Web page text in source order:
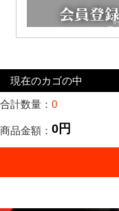
現在のカゴの中
合計数量： 0
商品金額： 0円